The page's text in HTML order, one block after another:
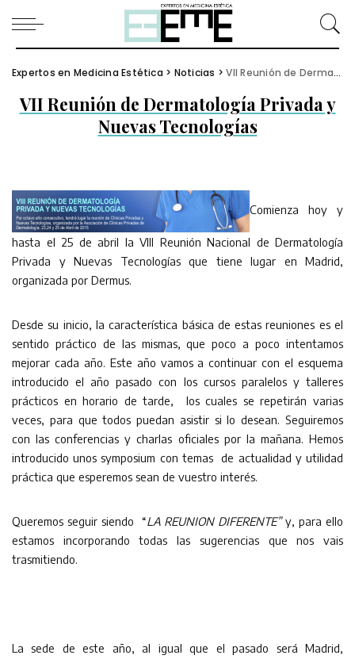
Expertos en Medicina Estética > Noticias >VII Reunión de Dermatología Privada y Nuevas Tecnologías
VII Reunión de Dermatología Privada y
Nuevas Tecnologías
Comienza hoy y
hasta el 25 de abril la VIII Reunión Nacional de Dermatología
Privada y Nuevas Tecnologías que tiene lugar en Madrid,
organizada por Dermus.
Desde su inicio, la característica básica de estas reuniones es el
sentido práctico de las mismas, que poco a poco intentamos
mejorar cada año. Este año vamos a continuar con el esquema
introducido el año pasado con los cursos paralelos y talleres
prácticos en horario de tarde, los cuales se repetirán varias
veces, para que todos puedan asistir si lo desean. Seguiremos
con las conferencias y charlas oficiales por la mañana. Hemos
introducido unos symposium con temas de actualidad y utilidad
práctica que esperemos sean de vuestro interés.
Queremos seguir siendo “LA REUNION DIFERENTE”y, para ello
estamos incorporando todas las sugerencias que nos vais
trasmitiendo.
La sede de este año, al igual que el pasado será Madrid,